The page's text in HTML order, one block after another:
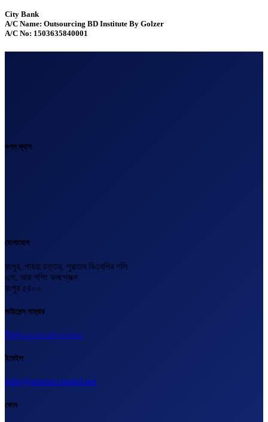
City Bank
A/C Name: Outsourcing BD Institute By Golzer
A/C No: 1503635840001
গুগল ম্যাপ
যোগাযোগ
রংপুর, পায়রা চত্তর, পুরাতন বিএনপির গলি
এস, আর শপিং কমপ্লেক্স
রংপুর ৫৪০০
লাইসেন্স নাম্বার
বিএল-২০২৩-২৪০০০১৬২
ইমেইল
info@outsourcingbd.net
ফোন